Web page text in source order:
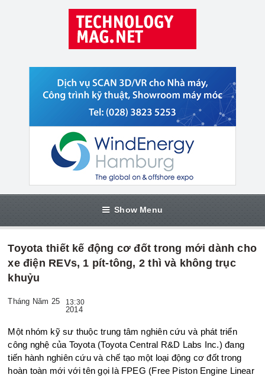
Show Menu
Toyota thiết kế động cơ đốt trong mới dành cho
xe điện REVs, 1 pít-tông, 2 thì và không trục
khuỷu
Tháng Năm 25 13:30
2014
Một nhóm kỹ sư thuộc trung tâm nghiên cứu và phát triển
công nghệ của Toyota (Toyota Central R&D Labs Inc.) đang
tiến hành nghiên cứu và chế tạo một loại động cơ đốt trong
hoàn toàn mới với tên gọi là FPEG (Free Piston Engine Linear